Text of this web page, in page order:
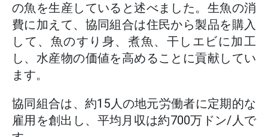
の魚を生産していると述べました。生魚の消
費に加えて、協同組合は住民から製品を購入
して、魚のすり身、煮魚、干しエビに加工
し、水産物の価値を高めることに貢献してい
ます。
協同組合は、約15人の地元労働者に定期的な
雇用を創出し、平均月収は約700万ドン/人で